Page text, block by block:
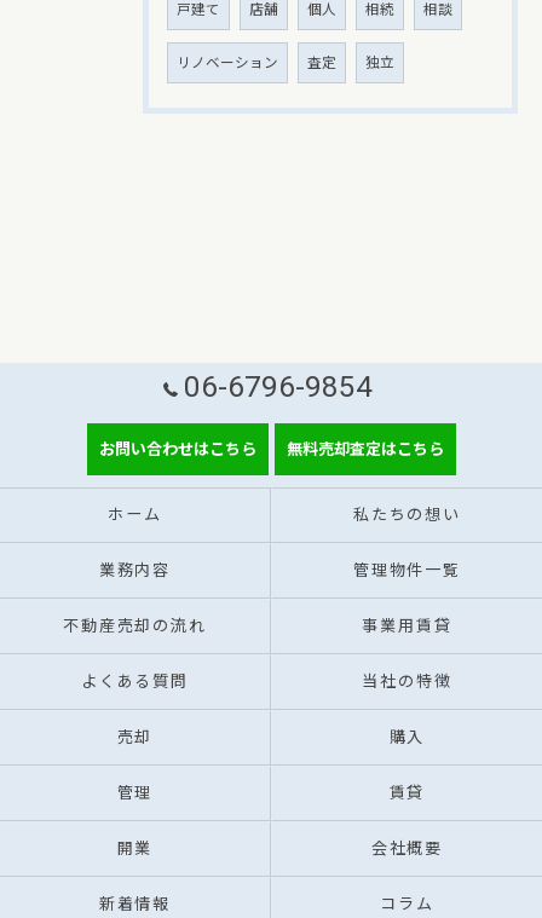
戸建て 店舗 個人 相続 相談
リノベーション 査定 独立
06-6796-9854
お問い合わせはこちら 無料売却査定はこちら
ホーム 私たちの想い
業務内容 管理物件一覧
不動産売却の流れ 事業用賃貸
よくある質問 当社の特徴
売却 購入
管理 賃貸
開業 会社概要
新着情報 コラム